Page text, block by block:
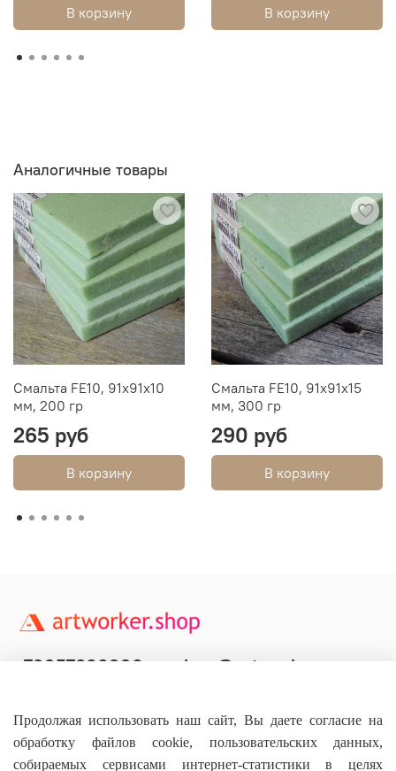
В корзину В корзину
Аналогичные товары
Смальта FE10, 91х91х10
мм, 200 гр
265 руб
В корзину
Смальта FE10, 91х91х15
мм, 300 гр
290 руб
В корзину
+79957800990 shop@artworker.pro
Продолжая использовать наш сайт, Вы даете согласие на
обработку файлов cookie, пользовательских данных,
собираемых сервисами интернет-статистики в целях